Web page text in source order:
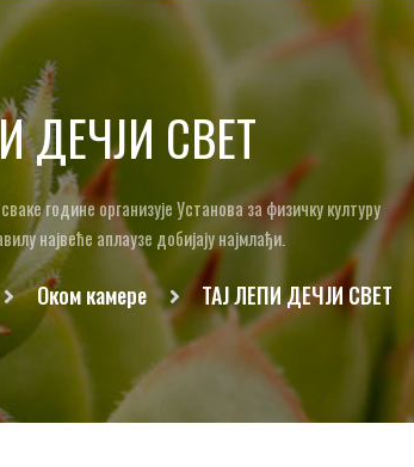
ДЕЧЈИ СВЕТ
године организује Установа за физичку културу
највеће аплаузе добијају најмлађи.
Оком камере ТАЈ ЛЕПИ ДЕЧЈИ СВЕТ